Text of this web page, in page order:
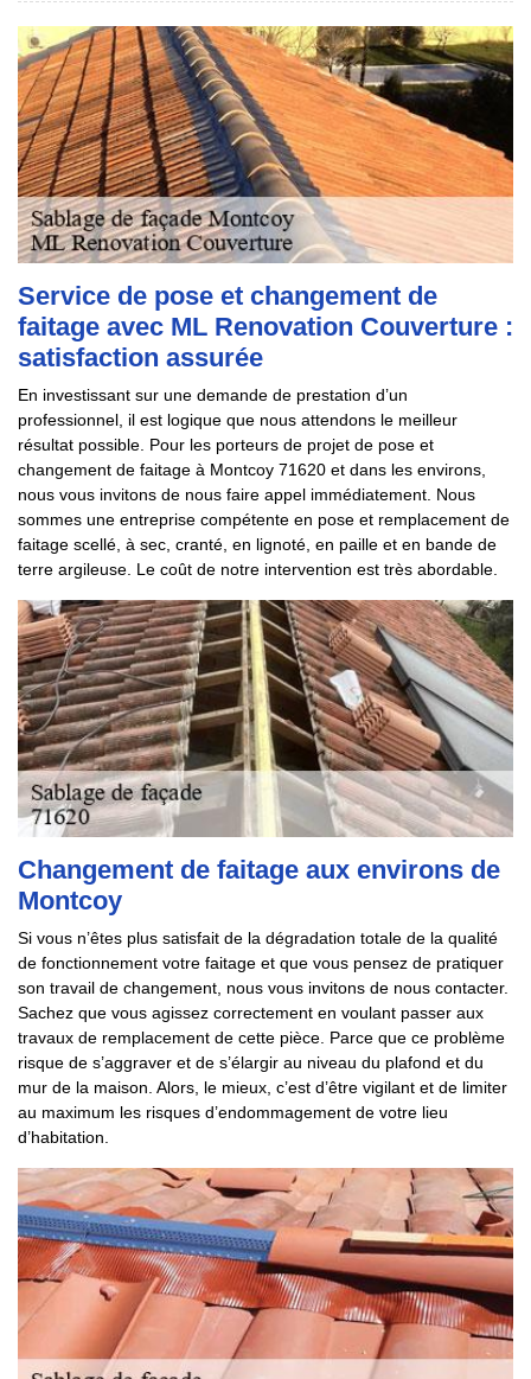
Service de pose et changement de
faitage avec ML Renovation Couverture :
satisfaction assurée
En investissant sur une demande de prestation d’un
professionnel, il est logique que nous attendons le meilleur
résultat possible. Pour les porteurs de projet de pose et
changement de faitage à Montcoy 71620 et dans les environs,
nous vous invitons de nous faire appel immédiatement. Nous
sommes une entreprise compétente en pose et remplacement de
faitage scellé, à sec, cranté, en lignoté, en paille et en bande de
terre argileuse. Le coût de notre intervention est très abordable.
Changement de faitage aux environs de
Montcoy
Si vous n’êtes plus satisfait de la dégradation totale de la qualité
de fonctionnement votre faitage et que vous pensez de pratiquer
son travail de changement, nous vous invitons de nous contacter.
Sachez que vous agissez correctement en voulant passer aux
travaux de remplacement de cette pièce. Parce que ce problème
risque de s’aggraver et de s’élargir au niveau du plafond et du
mur de la maison. Alors, le mieux, c’est d’être vigilant et de limiter
au maximum les risques d’endommagement de votre lieu
d’habitation.